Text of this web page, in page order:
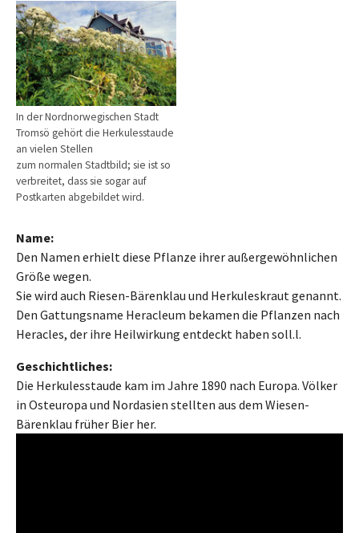
In der Nordnorwegischen Stadt
Tromsö gehört die Herkulesstaude
an vielen Stellen
zum normalen Stadtbild; sie ist so
verbreitet, dass sie sogar auf
Postkarten abgebildet wird.
Name:
Den Namen erhielt diese Pflanze ihrer außergewöhnlichen
Größe wegen.
Sie wird auch Riesen-Bärenklau und Herkuleskraut genannt.
Den Gattungsname Heracleum bekamen die Pflanzen nach
Heracles, der ihre Heilwirkung entdeckt haben soll.l.
Geschichtliches:
Die Herkulesstaude kam im Jahre 1890 nach Europa. Völker
in Osteuropa und Nordasien stellten aus dem Wiesen-
Bärenklau früher Bier her.